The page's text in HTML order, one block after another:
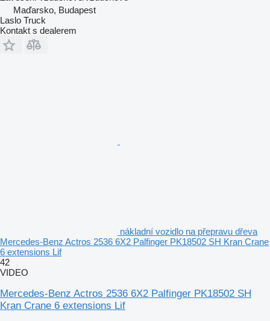
Maďarsko, Budapest
Laslo Truck
Kontakt s dealerem
nákladní vozidlo na přepravu dřeva
Mercedes-Benz Actros 2536 6X2 Palfinger PK18502 SH Kran Crane
6 extensions Lif
42
VIDEO
Mercedes-Benz Actros 2536 6X2 Palfinger PK18502 SH
Kran Crane 6 extensions Lif